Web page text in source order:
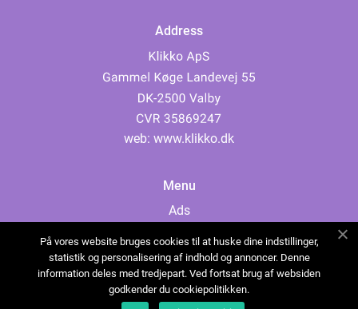
Address
web: www.klikko.dk
Menu
Ads
Cookies
Contact
Sitemap
På vores website bruges cookies til at huske dine indstillinger,
statistik og personalisering af indhold og annoncer. Denne
information deles med tredjepart. Ved fortsat brug af websiden
godkender du cookiepolitikken.